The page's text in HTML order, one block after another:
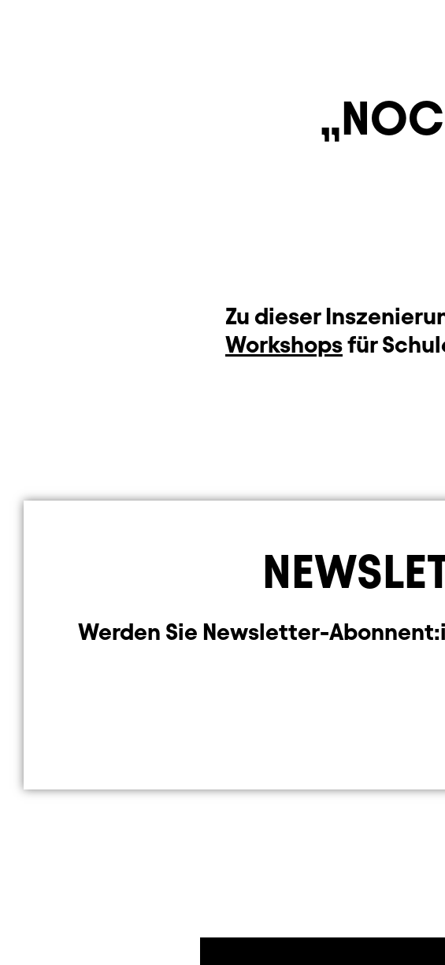
Zu dieser
Workshopsfür
Werden Sie Newsletter-